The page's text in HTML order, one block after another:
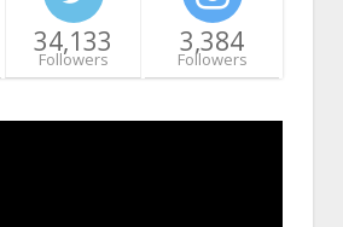
34,133
Followers
3,384
Followers